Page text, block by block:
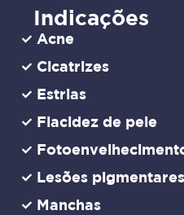
Indicações
Acne
Cicatrizes
Estrias
Flacidez de pele
Lesões pigmentares
Manchas